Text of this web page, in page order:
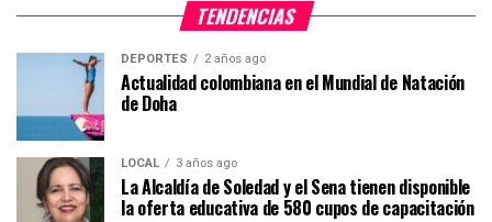
TENDENCIAS
DEPORTES 2 años ago
Actualidad colombiana en el Mundial de Natación
de Doha
LOCAL 3 años ago
La Alcaldía de Soledad y el Sena tienen disponible
la oferta educativa de 580 cupos de capacitación